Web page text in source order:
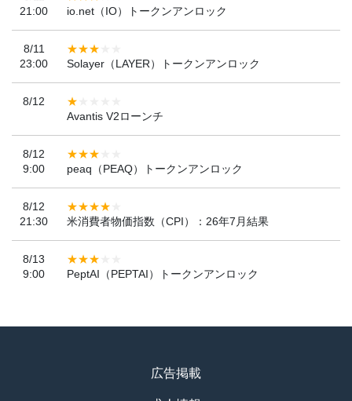
21:00
io.net（IO）トークンアンロック
8/11
23:00
Solayer（LAYER）トークンアンロック
8/12
Avantis V2ローンチ
8/12
9:00
peaq（PEAQ）トークンアンロック
8/12
21:30
米消費者物価指数（CPI）：26年7月結果
8/13
9:00
PeptAI（PEPTAI）トークンアンロック
広告掲載